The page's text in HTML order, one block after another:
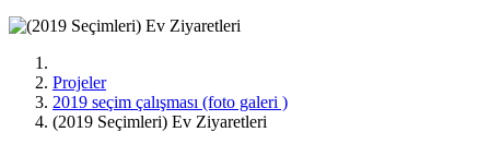
Projeler
2019 seçim çalışması (foto galeri )
(2019 Seçimleri) Ev Ziyaretleri